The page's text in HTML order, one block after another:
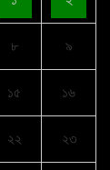
৮ ৯
১৫ ১৬
২২ ২৩